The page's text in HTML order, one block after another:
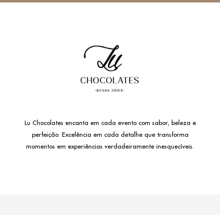
Lu Chocolates encanta em cada evento com sabor, beleza e
perfeição. Excelência em cada detalhe que transforma
momentos em experiências verdadeiramente inesquecíveis.